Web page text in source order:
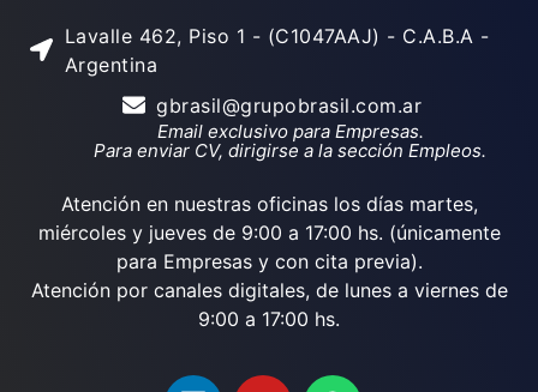
Lavalle 462, Piso 1 - (C1047AAJ) - C.A.B.A -
Argentina
gbrasil@grupobrasil.com.ar
Email exclusivo para Empresas.
Para enviar CV, dirigirse a la sección Empleos.
Atención en nuestras oficinas los días martes,
miércoles y jueves de 9:00 a 17:00 hs. (únicamente
para Empresas y con cita previa).
Atención por canales digitales, de lunes a viernes de
9:00 a 17:00 hs.